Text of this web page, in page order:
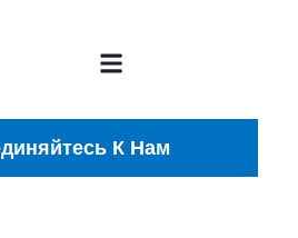
К Нам